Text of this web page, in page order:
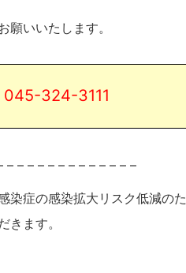
いいたします。
045-324-3111
– – – – – – – – – – – – –
染症の感染拡大リスク低減のた
きます。